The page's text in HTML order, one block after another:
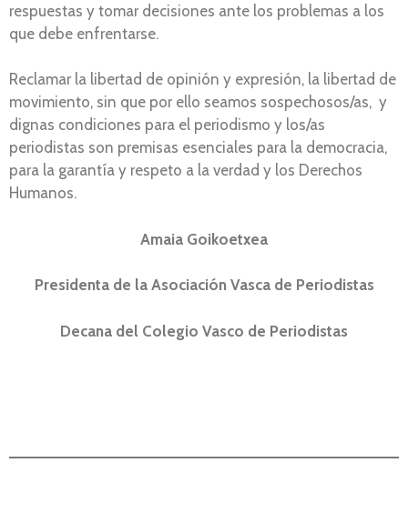
respuestas y tomar decisiones ante los problemas a los
que debe enfrentarse.
Reclamar la libertad de opinión y expresión, la libertad de
movimiento, sin que por ello seamos sospechosos/as, y
dignas condiciones para el periodismo y los/as
periodistas son premisas esenciales para la democracia,
para la garantía y respeto a la verdad y los Derechos
Humanos.
Amaia Goikoetxea
Presidenta de la Asociación Vasca de Periodistas
Decana del Colegio Vasco de Periodistas